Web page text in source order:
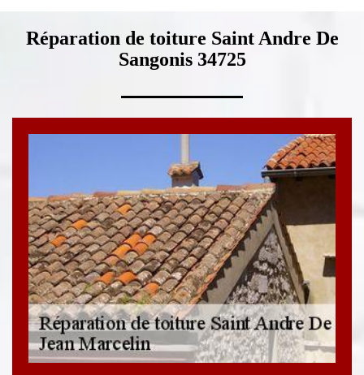
Réparation de toiture Saint Andre De
Sangonis 34725